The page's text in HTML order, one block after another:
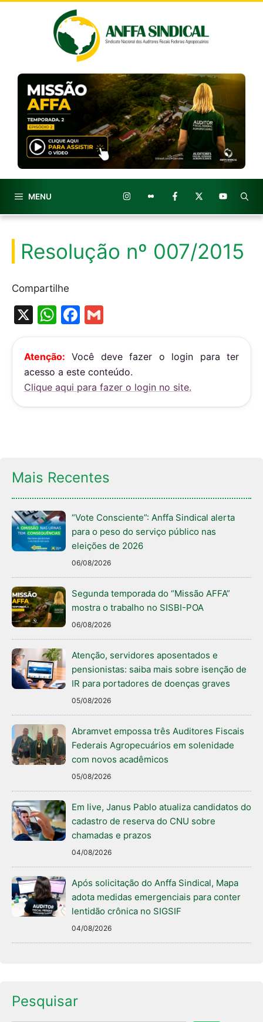
MENU
Resolução nº 007/2015
Compartilhe
X
W
h
at
s
A
p
F
a
c
e
b
o
m
ai
l
Atenção: Você deve fazer o login para ter
acesso a este conteúdo.
Clique aqui para fazer o login no site.
Mais Recentes
“Vote Consciente”: Anffa Sindical alerta
para o peso do serviço público nas
eleições de 2026
06/08/2026
Segunda temporada do “Missão AFFA”
mostra o trabalho no SISBI-POA
06/08/2026
Atenção, servidores aposentados e
pensionistas: saiba mais sobre isenção de
IR para portadores de doenças graves
05/08/2026
Abramvet empossa três Auditores Fiscais
Federais Agropecuários em solenidade
com novos acadêmicos
05/08/2026
Em live, Janus Pablo atualiza candidatos do
cadastro de reserva do CNU sobre
chamadas e prazos
04/08/2026
Após solicitação do Anffa Sindical, Mapa
adota medidas emergenciais para conter
lentidão crônica no SIGSIF
04/08/2026
Pesquisar